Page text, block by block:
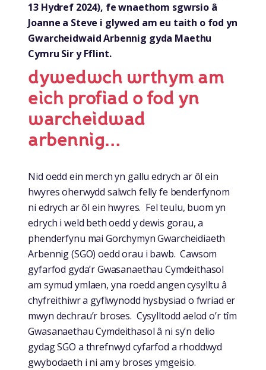
13 Hydref 2024), fe wnaethom sgwrsio â
Joanne a Steve i glywed am eu taith o fod yn
Gwarcheidwaid Arbennig gyda Maethu
Cymru Sir y Fflint.
dywedwch wrthym am
eich profiad o fod yn
warcheidwad
arbennig…
Nid oedd ein merch yn gallu edrych ar ôl ein
hwyres oherwydd salwch felly fe benderfynom
ni edrych ar ôl ein hwyres. Fel teulu, buom yn
edrych i weld beth oedd y dewis gorau, a
phenderfynu mai Gorchymyn Gwarcheidiaeth
Arbennig (SGO) oedd orau i bawb. Cawsom
gyfarfod gyda’r Gwasanaethau Cymdeithasol
am symud ymlaen, yna roedd angen cysylltu â
chyfreithiwr a gyflwynodd hysbysiad o fwriad er
mwyn dechrau’r broses. Cysylltodd aelod o’r tîm
Gwasanaethau Cymdeithasol â ni sy’n delio
gydag SGO a threfnwyd cyfarfod a rhoddwyd
gwybodaeth i ni am y broses ymgeisio.